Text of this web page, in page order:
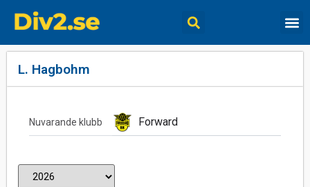
L. Hagbohm
Nuvarande klubb Forward